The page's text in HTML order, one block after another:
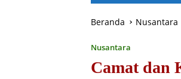
Beranda Nusantara
Nusantara
Camat dan